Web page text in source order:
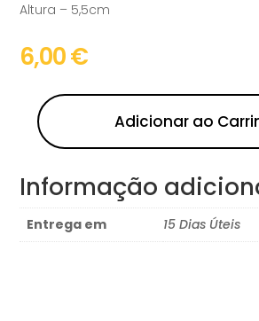
Altura – 5,5cm
6,00€
Adicionar ao
Informação
Entrega em 15 Dias Úteis